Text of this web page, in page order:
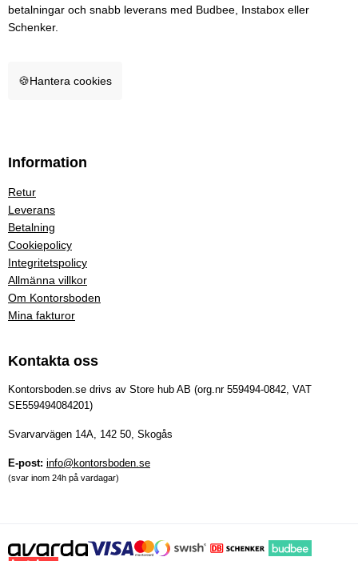
betalningar och snabb leverans med Budbee, Instabox eller
Schenker.
🍪Hantera cookies
Information
Retur
Leverans
Betalning
Cookiepolicy
Integritetspolicy
Allmänna villkor
Om Kontorsboden
Mina fakturor
Kontakta oss
Kontorsboden.se drivs av Store hub AB (org.nr 559494-0842, VAT
SE559494084201)
Svarvarvägen 14A, 142 50, Skogås
E-post: info@kontorsboden.se
(svar inom 24h på vardagar)